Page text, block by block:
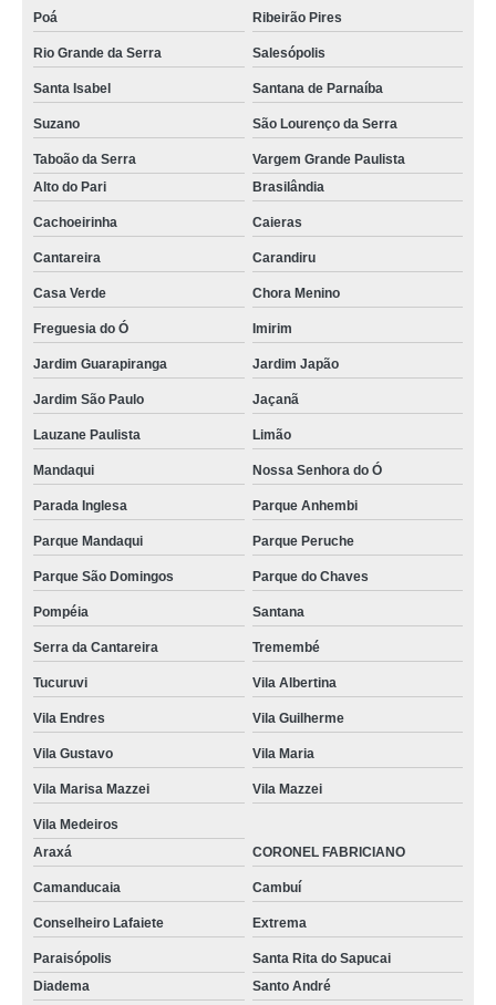
Poá Ribeirão Pires
Rio Grande da Serra Salesópolis
Santa Isabel Santana de Parnaíba
Suzano São Lourenço da Serra
Taboão da Serra
Vargem Grande Paulista
Alto do Pari
Brasilândia
Cachoeirinha Caieras
Cantareira Carandiru
Casa Verde Chora Menino
Freguesia do Ó Imirim
Jardim Guarapiranga Jardim Japão
Jardim São Paulo Jaçanã
Lauzane Paulista Limão
Mandaqui Nossa Senhora do Ó
Parada Inglesa Parque Anhembi
Parque Mandaqui Parque Peruche
Parque São Domingos Parque do Chaves
Pompéia Santana
Serra da Cantareira Tremembé
Tucuruvi Vila Albertina
Vila Endres Vila Guilherme
Vila Gustavo Vila Maria
Vila Marisa Mazzei Vila Mazzei
Vila Medeiros
Araxá
CORONEL FABRICIANO
Camanducaia Cambuí
Conselheiro Lafaiete Extrema
Paraisópolis
Santa Rita do Sapucai
Diadema
Santo André